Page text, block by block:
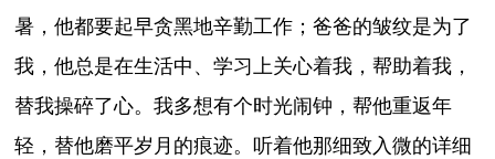
暑，他都要起早贪黑地辛勤工作；爸爸的皱纹是为了
我，他总是在生活中、学习上关心着我，帮助着我，
替我操碎了心。我多想有个时光闹钟，帮他重返年
轻，替他磨平岁月的痕迹。听着他那细致入微的详细